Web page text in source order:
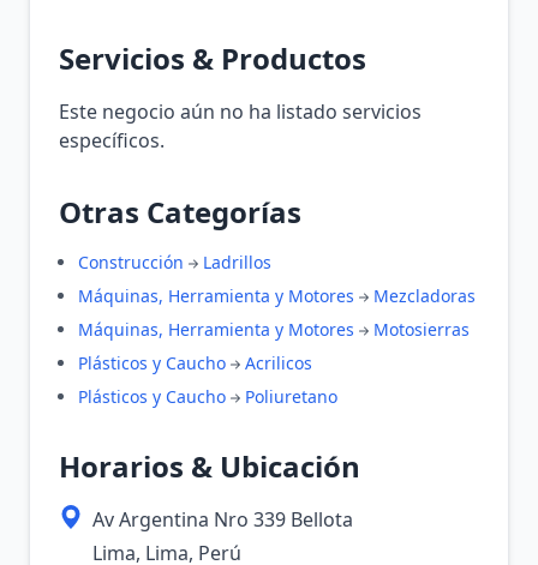
Servicios & Productos
Este negocio aún no ha listado servicios
específicos.
Otras Categorías
Construcción
Ladrillos
Máquinas, Herramienta y Motores
Mezcladoras
Máquinas, Herramienta y Motores
Motosierras
Plásticos y Caucho
Acrilicos
Plásticos y Caucho
Poliuretano
Horarios & Ubicación
Av Argentina Nro 339 Bellota
Lima, Lima, Perú